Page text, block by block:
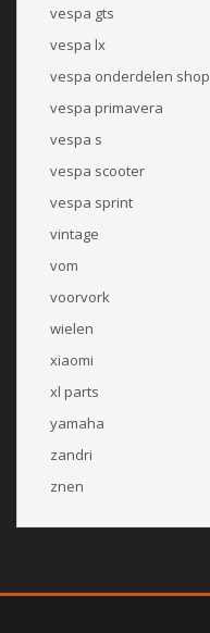
vespa gts
vespa lx
vespa onderdelen shop
vespa primavera
vespa s
vespa scooter
vespa sprint
vintage
vom
voorvork
wielen
xiaomi
xl parts
yamaha
zandri
znen